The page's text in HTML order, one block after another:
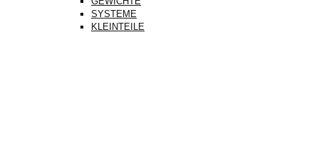
SYSTEME
KLEINTEILE